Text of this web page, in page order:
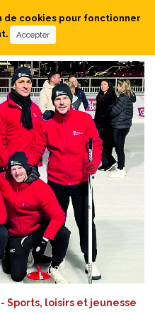
- Sports, loisirs et jeunesse
de cookies pour fonctionner
Accepter